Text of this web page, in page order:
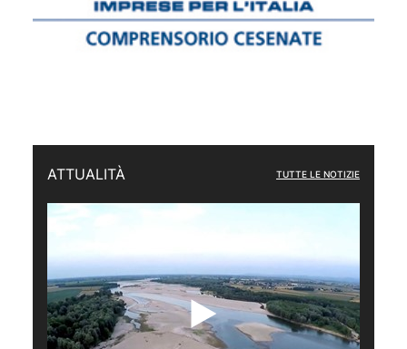
ATTUALITÀ TUTTE LE NOTIZIE